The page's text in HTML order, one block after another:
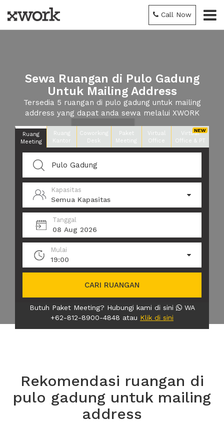
Call Now
Sewa Ruangan di Pulo Gadung
Untuk Mailing Address
Tersedia 5 ruangan di pulo gadung untuk mailing
address yang dapat anda sewa melalui XWORK
Ruang
Meeting
Ruang
Kantor
Coworking
Desk
Paket
Meeting
Virtual
Office
Virtual
Office & PT
Kapasitas
Semua Kapasitas
Tanggal
08 Aug 2026
Mulai
19:00
CARI RUANGAN
Butuh Paket Meeting? Hubungi kami di sini
WA
+62-812-8900-4848 atau Klik di sini
Rekomendasi ruangan di
pulo gadung untuk mailing
address